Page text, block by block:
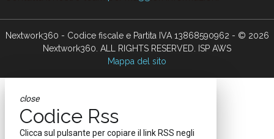
Nextwork360 - Codice fiscale e Partita IVA 13868590962 - © 2026
Nextwork360. ALL RIGHTS RESERVED. ISP AWS
Mappa del sito
close
Codice Rss
Clicca sul pulsante per copiare il link RSS negli